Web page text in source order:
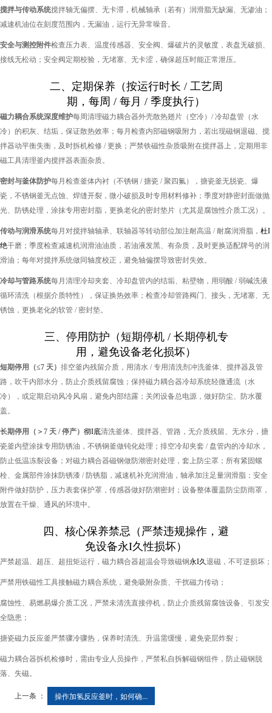
搅拌与传动系统搅拌轴无偏摆、无卡滞，机械轴承（若有）润滑脂无缺漏、无渗油；
减速机油位在刻度范围内，无漏油，运行无异常噪音。
安全与测控附件检查压力表、温度传感器、安全阀、爆破片的灵敏度，表盘无破损、
接线无松动；安全阀定期校验，无堵塞、无卡涩，确保超压时能正常泄压。
二、定期保养（按运行时长 / 工艺周
期，每周 / 每月 / 季度执行）
磁力耦合系统深度维护每周清理磁力耦合器外壳散热翅片（空冷）/ 冷却盘管（水
冷）的积灰、结垢，保证散热效率；每月检查内部磁钢吸附力，若出现磁钢退磁、搅
拌器动平衡失衡，及时拆机检修 / 更换；严禁铁磁性杂质吸附在搅拌器上，定期用非
磁工具清理釜内搅拌器表面杂质。
密封与釜体防护每月检查釜体内衬（不锈钢 / 搪瓷 / 聚四氟），搪瓷釜无脱瓷、爆
瓷，不锈钢釜无点蚀、焊缝开裂，微小破损及时专用材料修补；季度对静密封面做抛
光、防锈处理，涂抹专用密封脂，更换老化的密封垫片（尤其是腐蚀性介质工况）。
传动与润滑系统每月对搅拌轴轴承、联轴器等转动部位加注耐高温 / 耐腐润滑脂， 杜I
绝干磨；季度检查减速机润滑油油质，若油液发黑、有杂质，及时更换适配牌号的润
滑油；每年对搅拌系统做同轴度校正，避免轴偏摆导致密封失效。
冷却与管路系统每月清理冷却夹套、冷却盘管内的结垢、粘壁物，用弱酸 / 弱碱洗液
循环清洗（根据介质特性），保证换热效率；检查冷却管路阀门、接头，无堵塞、无
锈蚀，更换老化的软管 / 密封垫。
三、停用防护（短期停机 / 长期停机专
用，避免设备老化损坏）
短期停用（≤7 天） 排空釜内残留介质，用清水 / 专用清洗剂冲洗釜体、搅拌器及管
路，吹干内部水分，防止介质残留腐蚀；保持磁力耦合器冷却系统轻微通流（水
冷），或定期启动风冷风扇，避免内部结露；关闭设备总电源，做好防尘、防水覆
盖。
长期停用（＞7 天 / 停产） 彻I底清洗釜体、搅拌器、管路，无介质残留、无水分，搪
瓷釜内壁涂抹专用防锈油，不锈钢釜做钝化处理；排空冷却夹套 / 盘管内的冷却水，
防止低温冻裂设备；对磁力耦合器磁钢做防潮密封处理，套上防尘罩；所有紧固螺
栓、金属部件涂抹防锈漆 / 防锈脂，减速机补充润滑油，轴承加注足量润滑脂；安全
附件做好防护，压力表套保护罩，传感器做好防潮密封；设备整体覆盖防尘防雨罩，
放置在干燥、通风的环境中。
四、核心保养禁忌（严禁违规操作，避
免设备永I久性损坏）
严禁超温、超压、超扭矩运行，磁力耦合器超温会导致磁钢永I久退磁，不可逆损坏；
严禁用铁磁性工具接触磁力耦合系统，避免吸附杂质、干扰磁力传动；
腐蚀性、易燃易爆介质工况，严禁未清洗直接停机，防止介质残留腐蚀设备、引发安
全隐患；
搪瓷磁力反应釜严禁骤冷骤热，保养时清洗、升温需缓慢，避免瓷层炸裂；
磁力耦合器拆机检修时，需由专业人员操作，严禁私自拆解磁钢组件，防止磁钢脱
落、失磁。
上一条 ： 操作加氢反应釜时，如何确...